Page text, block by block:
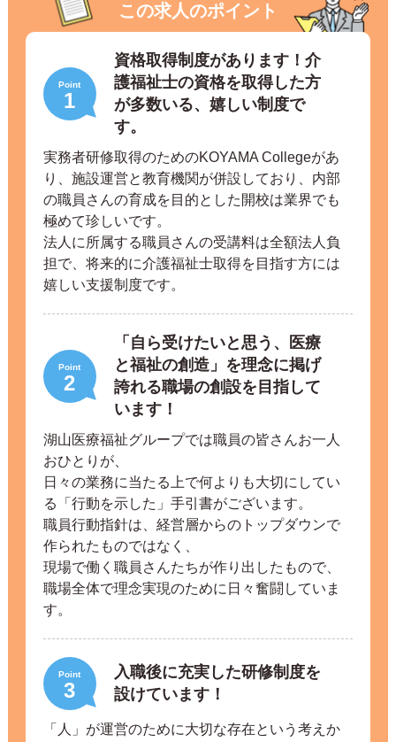
この求人のポイント
Point
1
資格取得制度があります！介
護福祉士の資格を取得した方
が多数いる、嬉しい制度で
す。
実務者研修取得のためのKOYAMA Collegeがあ
り、施設運営と教育機関が併設しており、内部
の職員さんの育成を目的とした開校は業界でも
極めて珍しいです。
法人に所属する職員さんの受講料は全額法人負
担で、将来的に介護福祉士取得を目指す方には
嬉しい支援制度です。
Point
2
「自ら受けたいと思う、医療
と福祉の創造」を理念に掲げ
誇れる職場の創設を目指して
います！
湖山医療福祉グループでは職員の皆さんお一人
おひとりが、
日々の業務に当たる上で何よりも大切にしてい
る「行動を示した」手引書がございます。
職員行動指針は、経営層からのトップダウンで
作られたものではなく、
現場で働く職員さんたちが作り出したもので、
職場全体で理念実現のために日々奮闘していま
す。
Point
3
入職後に充実した研修制度を
設けています！
「人」が運営のために大切な存在という考えか